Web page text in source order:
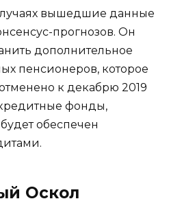
вышедшие данные
прогнозов. Он
дополнительное
пенсионеров, которое
к декабрю 2019
кредитные фонды,
обеспечен
Оскол